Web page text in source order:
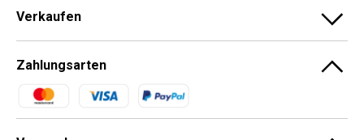
Verkaufen
Zahlungsarten
Zahlungsmethoden